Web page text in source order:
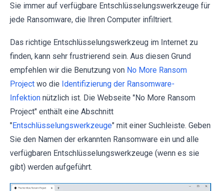
Sie immer auf verfügbare Entschlüsselungswerkzeuge für
jede Ransomware, die Ihren Computer infiltriert.
Das richtige Entschlüsselungswerkzeug im Internet zu
finden, kann sehr frustrierend sein. Aus diesen Grund
empfehlen wir die Benutzung von No More Ransom
Project wo die Identifizierung der Ransomware-
Infektion nützlich ist. Die Webseite "No More Ransom
Project" enthält eine Abschnitt
"Entschlüsselungswerkzeuge" mit einer Suchleiste. Geben
Sie den Namen der erkannten Ransomware ein und alle
verfügbaren Entschlüsselungswerkzeuge (wenn es sie
gibt) werden aufgeführt.